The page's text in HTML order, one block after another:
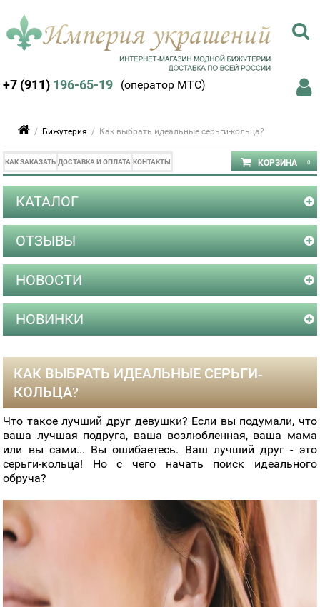
+7 (911) 196-65-19 (оператор МТС)
/ Бижутерия / Как выбрать идеальные серьги-кольца?
КАК ЗАКАЗАТЬ ДОСТАВКА И ОПЛАТА КОНТАКТЫ
КАТАЛОГ
ОТЗЫВЫ
НОВОСТИ
НОВИНКИ
КАК ВЫБРАТЬ ИДЕАЛЬНЫЕ СЕРЬГИ-
КОЛЬЦА?
Что такое лучший друг девушки? Если вы подумали, что
ваша лучшая подруга, ваша возлюбленная, ваша мама
или вы сами... Вы ошибаетесь. Ваш лучший друг - это
серьги-кольца! Но с чего начать поиск идеального
обруча?